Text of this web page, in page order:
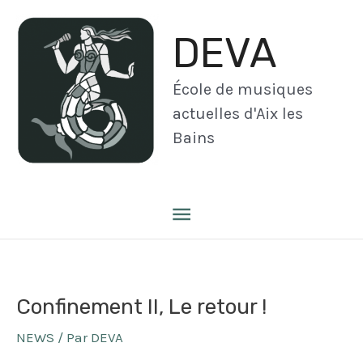
DEVA
École de musiques
actuelles d'Aix les
Bains
Menu
Confinement II, Le retour !
NEWS / Par DEVA